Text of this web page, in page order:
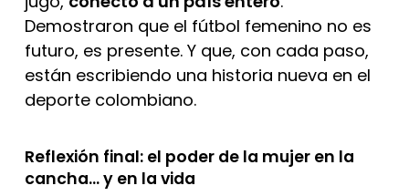
Demostraron que el fútbol femenino no es
futuro, es presente. Y que, con cada paso,
están escribiendo una historia nueva en el
deporte colombiano.
Reflexión final: el poder de la mujer en la
cancha… y en la vida